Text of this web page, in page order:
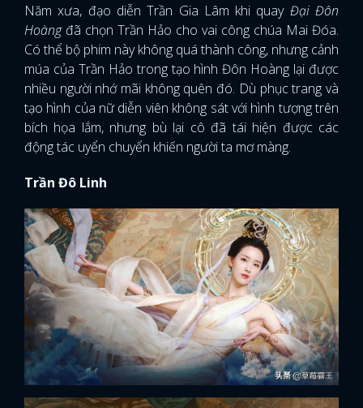
Năm xưa, đạo diễn Trần Gia Lâm khi quay Đại Đôn
Hoàngđã chọn Trần Hảo cho vai công chúa Mai Đóa.
Có thể bộ phim này không quá thành công, nhưng cảnh
múa của Trần Hảo trong tạo hình Đôn Hoàng lại được
nhiều người nhớ mãi không quên đó. Dù phục trang và
tạo hình của nữ diễn viên không sát với hình tượng trên
bích họa lắm, nhưng bù lại cô đã tái hiện được các
động tác uyển chuyển khiến người ta mơ màng.
Trần Đô Linh